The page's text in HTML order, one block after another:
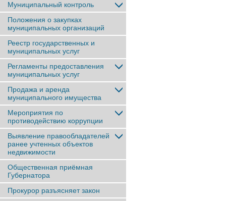
Муниципальный контроль
Положения о закупках
муниципальных организаций
Реестр государственных и
муниципальных услуг
Регламенты предоставления
муниципальных услуг
Продажа и аренда
муниципального имущества
Мероприятия по
противодействию коррупции
Выявление правообладателей
ранее учтенныx объектов
недвижимости
Общественная приёмная
Губернатора
Прокурор разъясняет закон